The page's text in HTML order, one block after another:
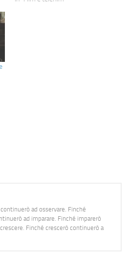
ad osservare. Finché
ad imparare. Finché imparerò
Finché crescerò continuerò a